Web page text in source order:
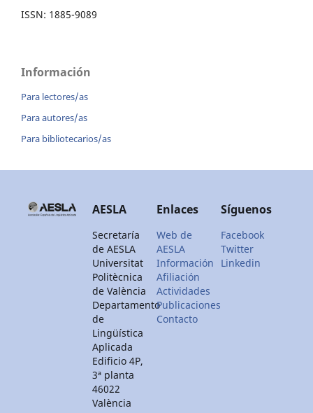
ISSN: 1885-9089
Información
Para lectores/as
Para autores/as
Para bibliotecarios/as
AESLA
Secretaría
de AESLA
Universitat
Politècnica
de València
Departamento
de
Lingüística
Aplicada
Edificio 4P,
3ª planta
46022
València
Enlaces
Web de
AESLA
Información
Afiliación
Actividades
Publicaciones
Contacto
Síguenos
Facebook
Twitter
Linkedin